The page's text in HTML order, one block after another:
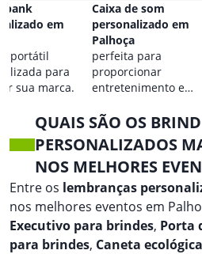
bank
em
portátil
para
sua marca.
Caixa de som
personalizado em
Palhoça
perfeita para
proporcionar
entretenimento e
qualquer ocasião.
QUAIS SÃO OS
PERSONALIZADOS
NOS MELHORES
Entre os lembranças
nos melhores eventos em
Executivo para brindes, Porta
para brindes, Caneta